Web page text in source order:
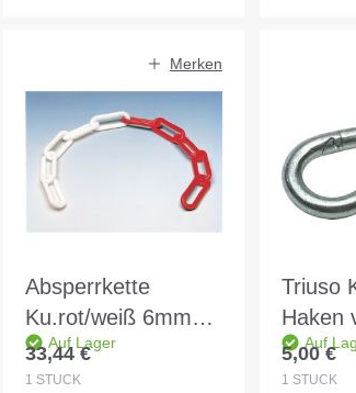
Merken
Absperrkette
Ku.rot/weiß 6mm
L.30m
Auf Lager
Regulärer Preis:
33,44 €
1 STÜCK
Triuso
Haken
Auf
5,00 €
1 STÜCK